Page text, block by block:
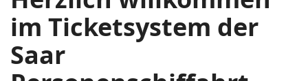
Mettlach
im Ticketsystem der
Saar